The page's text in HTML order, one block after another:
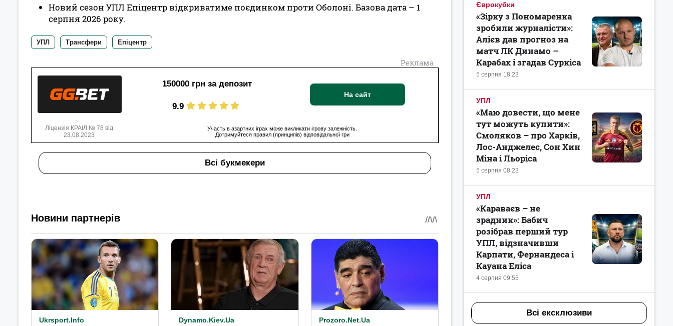
Новий сезон УПЛ Епіцентр відкриватиме поєдинком проти Оболоні. Базова дата – 1
серпня 2026 року.
УПЛ Трансфери Епіцентр
Реклама
150000 грн за депозит
9.9
На сайт
Ліцензія КРАІЛ № 78 від
23.08.2023
Участь в азартних іграх може викликати ігрову залежність.
Дотримуйтеся правил (принципів) відповідальної гри
Всі букмекери
Єврокубки
5 серпня 18:23
«Зірку з Пономаренка
зробили журналісти»:
Алієв дав прогноз на
матч ЛК Динамо –
Карабах і згадав Суркіса
УПЛ
5 серпня 08:23
«Маю довести, що мене
тут можуть купити»:
Смоляков – про Харків,
Лос-Анджелес, Сон Хин
Міна і Льоріса
УПЛ
4 серпня 09:55
«Караваєв – не
зрадник»: Бабич
розібрав перший тур
УПЛ, відзначивши
Карпати, Фернандеса і
Кауана Еліса
Всі ексклюзиви